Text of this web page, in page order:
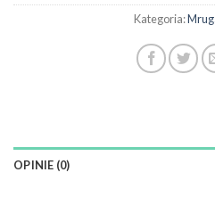
Kategoria:
OPINIE (0)